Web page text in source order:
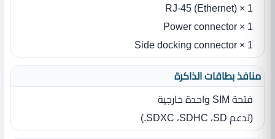
RJ-45 (Ethernet) × 1
Power connector × 1
Side docking connector × 1
منافذ بطاقات الذاكرة
فتحة SIM‏ واحدة خارجية
(تدعم SD‏، SDHC‏، SDXC‏.)